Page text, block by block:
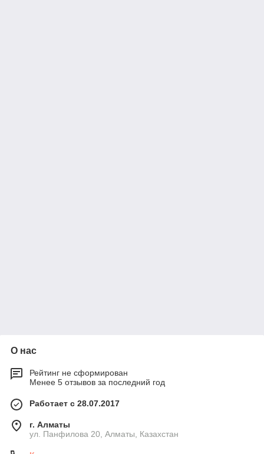
О нас
Рейтинг не сформирован
Менее 5 отзывов за последний год
Работает с 28.07.2017
г. Алматы
ул. Панфилова 20, Алматы, Казахстан